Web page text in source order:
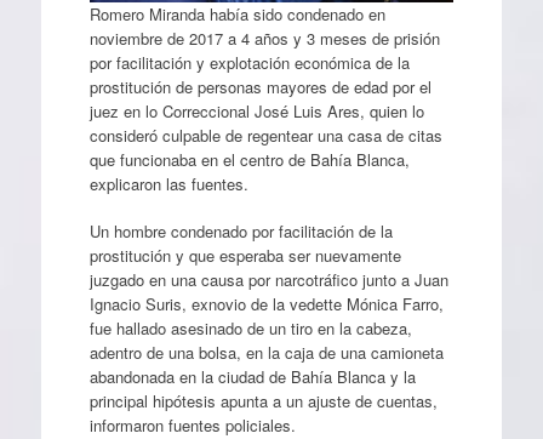
Romero Miranda había sido condenado en
noviembre de 2017 a 4 años y 3 meses de prisión
por facilitación y explotación económica de la
prostitución de personas mayores de edad por el
juez en lo Correccional José Luis Ares, quien lo
consideró culpable de regentear una casa de citas
que funcionaba en el centro de Bahía Blanca,
explicaron las fuentes.
Un hombre condenado por facilitación de la
prostitución y que esperaba ser nuevamente
juzgado en una causa por narcotráfico junto a Juan
Ignacio Suris, exnovio de la vedette Mónica Farro,
fue hallado asesinado de un tiro en la cabeza,
adentro de una bolsa, en la caja de una camioneta
abandonada en la ciudad de Bahía Blanca y la
principal hipótesis apunta a un ajuste de cuentas,
informaron fuentes policiales.